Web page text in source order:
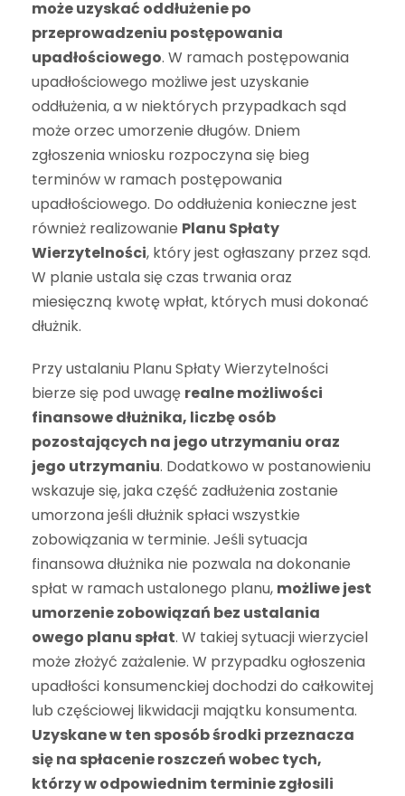
może uzyskać oddłużenie po
przeprowadzeniu postępowania
upadłościowego. W ramach postępowania
upadłościowego możliwe jest uzyskanie
oddłużenia, a w niektórych przypadkach sąd
może orzec umorzenie długów. Dniem
zgłoszenia wniosku rozpoczyna się bieg
terminów w ramach postępowania
upadłościowego. Do oddłużenia konieczne jest
również realizowanie Planu Spłaty
Wierzytelności, który jest ogłaszany przez sąd.
W planie ustala się czas trwania oraz
miesięczną kwotę wpłat, których musi dokonać
dłużnik.
Przy ustalaniu Planu Spłaty Wierzytelności
bierze się pod uwagę realne możliwości
finansowe dłużnika, liczbę osób
pozostających na jego utrzymaniu oraz
jego utrzymaniu. Dodatkowo w postanowieniu
wskazuje się, jaka część zadłużenia zostanie
umorzona jeśli dłużnik spłaci wszystkie
zobowiązania w terminie. Jeśli sytuacja
finansowa dłużnika nie pozwala na dokonanie
spłat w ramach ustalonego planu, możliwe jest
umorzenie zobowiązań bez ustalania
owego planu spłat. W takiej sytuacji wierzyciel
może złożyć zażalenie. W przypadku ogłoszenia
upadłości konsumenckiej dochodzi do całkowitej
lub częściowej likwidacji majątku konsumenta.
Uzyskane w ten sposób środki przeznacza
się na spłacenie roszczeń wobec tych,
którzy w odpowiednim terminie zgłosili